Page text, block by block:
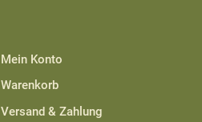
Mein Konto
Warenkorb
Versand & Zahlung